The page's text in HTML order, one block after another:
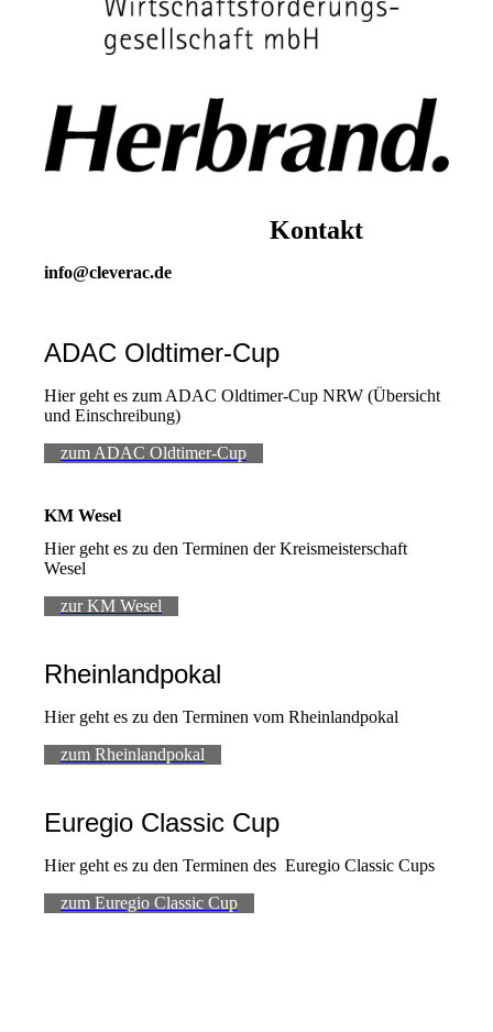
Kontakt
info@cleverac.de
ADAC Oldtimer-Cup
Hier geht es zum ADAC Oldtimer-Cup NRW (Übersicht
und Einschreibung)
zum ADAC Oldtimer-Cup
KM Wesel
Hier geht es zu den Terminen der Kreismeisterschaft
Wesel
zur KM Wesel
Rheinlandpokal
Hier geht es zu den Terminen vom Rheinlandpokal
zum Rheinlandpokal
Euregio Classic Cup
Hier geht es zu den Terminen des Euregio Classic Cups
zum Euregio Classic Cup